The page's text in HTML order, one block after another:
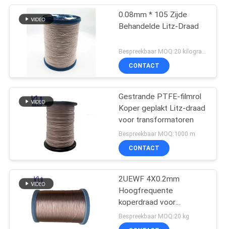
0.08mm * 105 Zijde
Behandelde Litz-Draad
Bespreekbaar MOQ:20 kilogram/Kilogram
CONTACT
Gestrande PTFE-filmrol
Koper geplakt Litz-draad
voor transformatoren
Bespreekbaar MOQ:1000 m
CONTACT
2UEWF 4X0.2mm
Hoogfrequente
koperdraad voor
transformatoren
Bespreekbaar MOQ:20 kg